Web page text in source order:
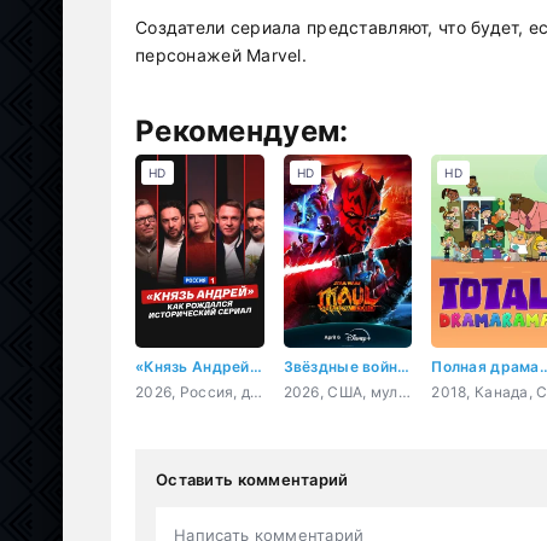
Создатели сериала представляют, что
персонажей Marvel.
Рекомендуем:
«Князь Андрей»: как рождался исторический сериал
2026, Россия, документальный, короткометражка
HD
Звёздные войны. Дарт Мол: Повелитель теней
2026, США, мультфильм, фантастика, боевик, приключения, семейный
HD HD
Оставить комментарий
Написать комментарий